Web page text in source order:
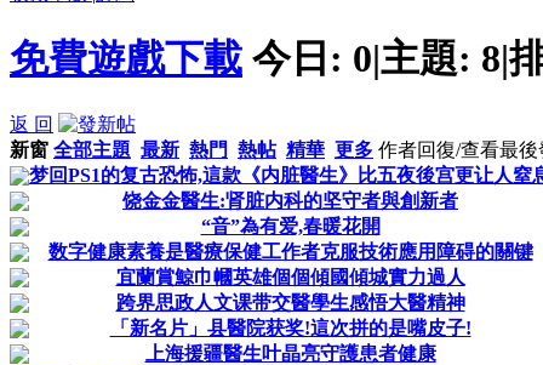
免費遊戲下載 今日: 0|主題: 8|
返 回
新窗 全部主題 最新 熱門 熱帖 精華 更多 作者回復/查看最後
梦回PS1的复古恐怖,這款《内脏醫生》比五夜後宫更让人窒
饶金金醫生:肾脏内科的坚守者與創新者
“音”為有爱,春暖花開
数字健康素養是醫療保健工作者克服技術應用障碍的關键
宜蘭賞鯨巾幗英雄個個傾國傾城實力過人
跨界思政人文课带交醫學生感悟大醫精神
「新名片」县醫院获奖!這次拼的是嘴皮子!
上海援疆醫生叶晶亮守護患者健康